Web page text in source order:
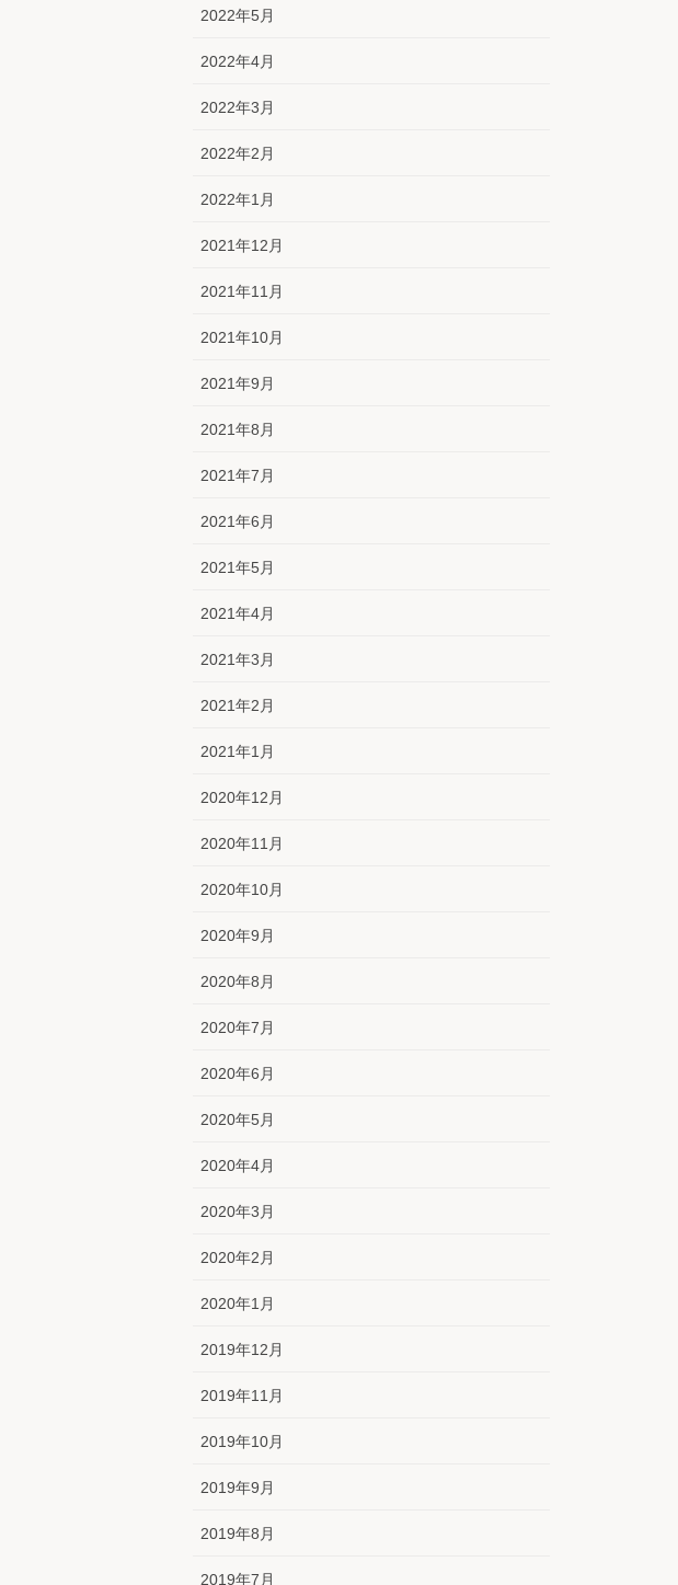
2022年5月
2022年4月
2022年3月
2022年2月
2022年1月
2021年12月
2021年11月
2021年10月
2021年9月
2021年8月
2021年7月
2021年6月
2021年5月
2021年4月
2021年3月
2021年2月
2021年1月
2020年12月
2020年11月
2020年10月
2020年9月
2020年8月
2020年7月
2020年6月
2020年5月
2020年4月
2020年3月
2020年2月
2020年1月
2019年12月
2019年11月
2019年10月
2019年9月
2019年8月
2019年7月